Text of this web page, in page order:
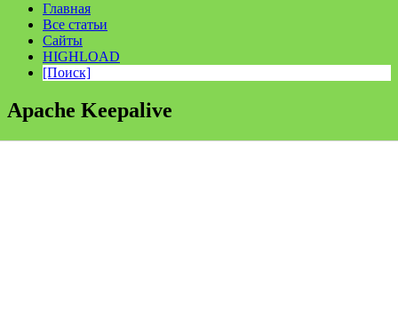
Главная
Все статьи
Сайты
HIGHLOAD
[Поиск]
Apache Keepalive